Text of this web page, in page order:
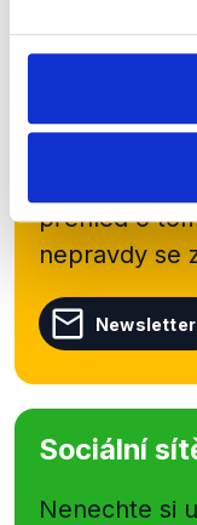
Přihlaste se
Začněte nás
přehled o
nepravdy se
Newsletter
Sociální
Nenechte si